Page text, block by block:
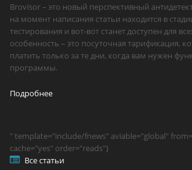
Brovisor – это новый перспективный
на момент написания статьи находится в
тестирования и вот-вот станет доступен для
особенность – это посуточная тарификация,
платить только за те дни, когда вам нужен
программы.
Подробнее
" template="include/fnews" aviable="global"
cache="yes" order="reads"}
Все статьи